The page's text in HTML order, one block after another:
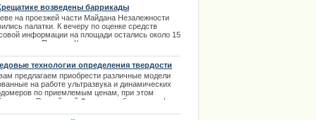
возведены баррикады
на проезжей части Майдана Незалежности
палатки. К вечеру по оценке средств
информации на площади остались около 15
человек. Поперек Крещатика возведены
технологии определения твердости
предлагаем приобрести различные модели
на работе ультразвука и динамических
по приемлемым ценам, при этом
по Российской Федерации бесплатна. |